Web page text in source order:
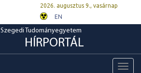
2026. augusztus 9., vasárnap
EN
Szegedi Tudományegyetem
HÍRPORTÁL